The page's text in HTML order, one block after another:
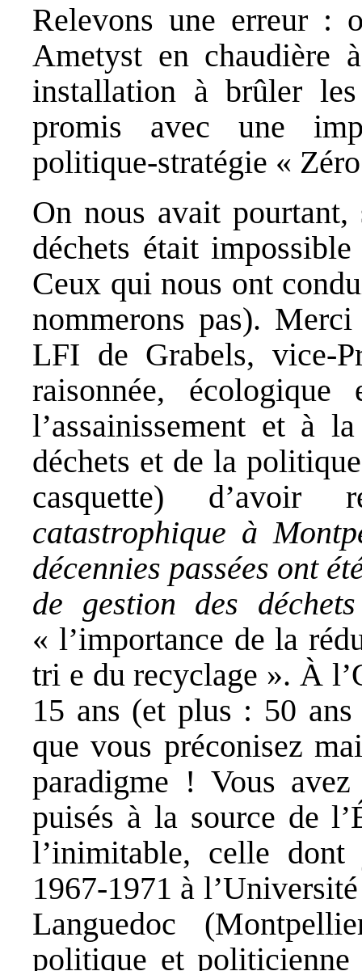
Relevons une erreur :
Ametyst en chaudière
installation à brûler
promis avec une
politique-stratégie «
On nous avait
déchets était
Ceux qui nous ont
nommerons pas).
LFI de Grabels, vice-
raisonnée,
l’assainissement et à
déchets et de la
casquette)
catastrophique à
décennies passées ont
de gestion des déchets
« l’importance de la
tri e du recyclage ». À
15 ans (et plus : 50
que vous préconisez
paradigme ! Vous
puisés à la source de
l’inimitable, celle
1967-1971 à
Languedoc
politique et